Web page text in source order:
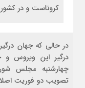
کروناست و در
در حالی که جهان
درگیر این ویروس
چهارشنبه مجلس
تصویب دو فوریت